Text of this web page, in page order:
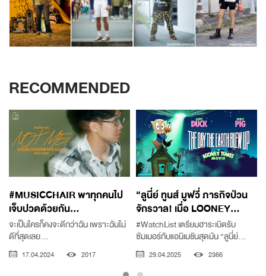
RECOMMENDED
#MUSICCHAIR พาทุกคนไป
เจ็บปวดด้วยกัน...
จะเป็นใครก็คงจะดีกว่าฉัน เพราะฉันไม่
ดีที่สุดเลย...
17.04.2024 2017
“ลูนี่ย์ ทูนส์ มูฟวี่ ภารกิจป่วน
จักรวาล! เมื่อ LOONEY...
#WatchList เตรียมฮาระเบิดรับ
ซัมเมอร์กับแอนิเมชันสุดมัน “ลูนี่ย์...
29.04.2025 2366